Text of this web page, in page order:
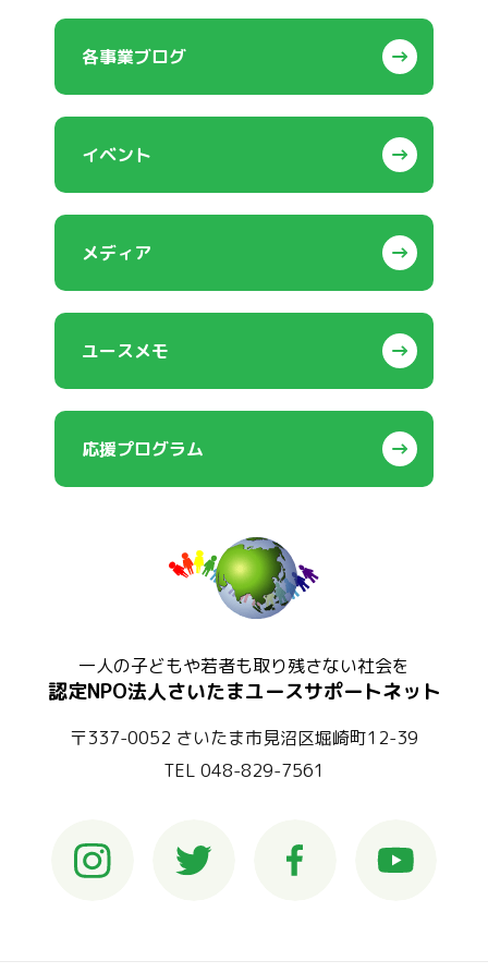
各事業ブログ
イベント
メディア
ユースメモ
応援プログラム
一人の子どもや若者も取り残さない社会を
認定NPO法人さいたまユースサポートネット
〒337-0052 さいたま市見沼区堀崎町12-39
TEL 048-829-7561